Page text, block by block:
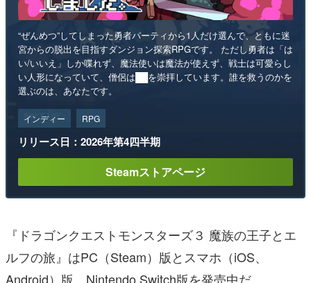
“ぜんめつ”してしまった勇者パーティから1人だけ選んで、ともに迷
宮からの脱出を目指すダンジョン探索RPGです。 ただし勇者は「は
い/いいえ」しか喋れず、魔法使いは魔法が使えず、戦士は可愛らし
い人形になっていて、僧侶は██を崇拝しています。誰を救うのかを
選ぶのは、あなたです。
インディー RPG
リリース日：2026年第4四半期
Steamストアページ
『ドラゴンクエストモンスターズ３ 魔族の王子とエ
ルフの旅』はPC（Steam）版とスマホ（iOS、
Android）版、Nintendo Switch版を発売中だ。